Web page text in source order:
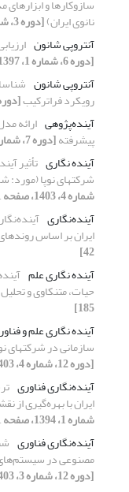
نانوی ایران)‏[دوره 3، شماره 3، 1394، صفحه 55-79]
آنتروپی شانون
[دوره 6، شماره 1، 1397، صفحه 161-185]
آنتروپی شانون
رویکرد فراترکیب[دوره 7، شماره 3، 1398،
آینده‌پژوهی ارائه
پیشرفته[دوره 7، شماره 1، 1398، صفحه 91-118]
آینده نگاری تأثیر
شرکتهای نوپا (مورد:
شماره 4، 1403، صفحه 151-186]
آینده‌نگاری
ایران بر اساس
42]
آینده نگاری علم
حیات، متن‎کاوی و تحلیل خوشه‎ای
185]
آینده نگاری علم و
سازمانی در شرکتهای
[دوره 12، شماره 4، 1403، صفحه 151-186]
آینده‌نگاری فناوری
ایران با بهره‌گیری از
شماره 1، 1394، صفحه 101-134]
آینده‌نگاری فناوری
مصنوعی در
[دوره 12، شماره 3، 1403، صفحه 95-122]